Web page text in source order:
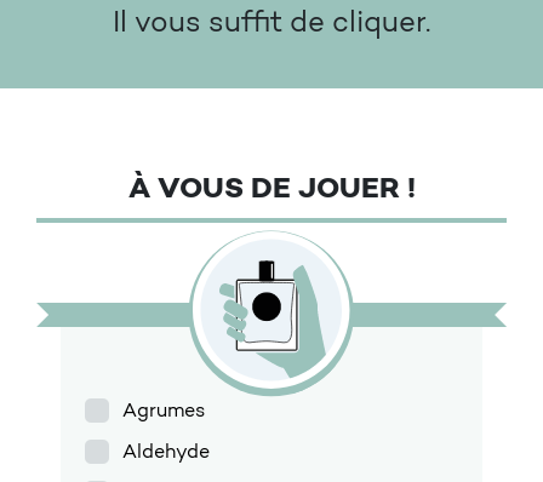
Il vous suffit de cliquer.
À VOUS DE JOUER !
Agrumes
Aldehyde